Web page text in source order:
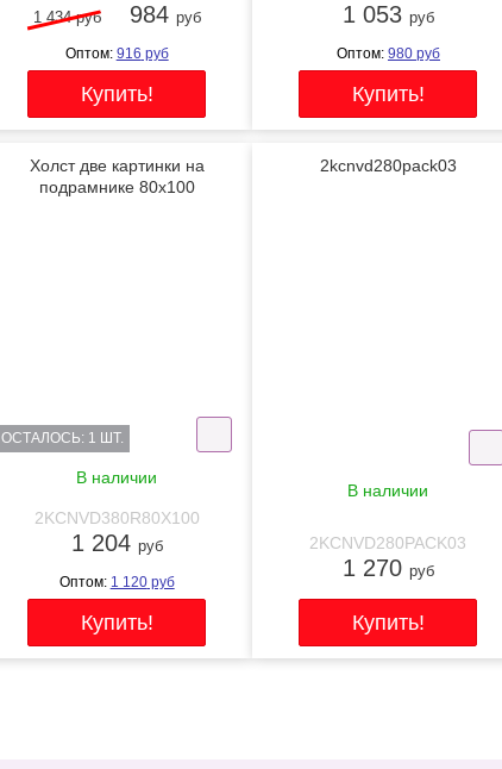
1 434 руб 984 руб
Оптом: 916 руб
1 053 руб
Оптом: 980руб
Холст две картинки на
подрамнике 80x100
ОСТАЛОСЬ: 1 ШТ.
В наличии
2KCNVD380R80X100
1 204 руб
Оптом: 1 120руб
2kcnvd280pack03
В наличии
2KCNVD280PACK03
1 270 руб